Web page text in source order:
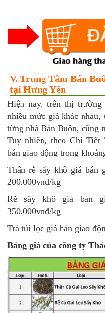
V. Trung Tâm Bán
tại Hưng Yên
Hiện nay, trên thị
nhiều mức giá khác
từng nhà Bán Buôn, cũng
Tuy nhiên, theo Chi Tiết
bán giao động trong
Thân rễ sấy khô giá bán
200.000vnđ/kg
Rễ sấy khô giá bán
350.000vnđ/kg
Trà túi lọc giá bán giao
Bảng giá của công ty